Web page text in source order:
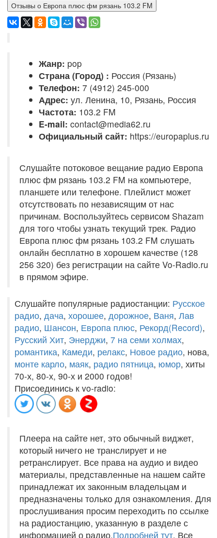
Отзывы о Европа плюс фм рязань 103.2 FM
Жанр: pop
Страна (Город) : Россия (Рязань)
Телефон: 7 (4912) 245-000
Адрес: ул. Ленина, 10, Рязань, Россия
Частота: 103.2 FM
E-mail: contact@media62.ru
Официальный сайт: https://europaplus.ru
Слушайте потоковое вещание радио Европа
плюс фм рязань 103.2 FM на компьютере,
планшете или телефоне. Плейлист может
отсутствовать по независящим от нас
причинам. Воспользуйтесь сервисом Shazam
для того чтобы узнать текущий трек. Радио
Европа плюс фм рязань 103.2 FM слушать
онлайн бесплатно в хорошем качестве (128
256 320) без регистрации на сайте Vo-Radio.ru
в прямом эфире.
Слушайте популярные радиостанции: Русское
радио, дача, хорошее, дорожное, Ваня, Лав
радио, Шансон, Европа плюс, Рекорд(Record),
Русский Хит, Энерджи, 7 на семи холмах,
романтика, Камеди, релакс, Новое радио, нова,
монте карло, маяк, радио пятница, юмор, хиты
70-х, 80-х, 90-х и 2000 годов!
Присоединись к vo-radio:
Плеера на сайте нет, это обычный виджет,
который ничего не транслирует и не
ретранслирует. Все права на аудио и видео
материалы, представленные на нашем сайте
принадлежат их законным владельцам и
предназначены только для ознакомления. Для
прослушивания просим переходить по ссылке
на радиостанцию, указанную в разделе с
информацией о радио.Подробней тут. Все